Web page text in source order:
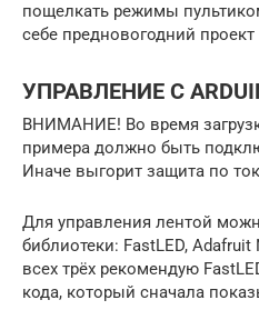
пощелкать режимы
себе предновогодний
УПРАВЛЕНИЕ С
ВНИМАНИЕ! Во время
примера должно быть
Иначе выгорит защита по
Для управления лентой
библиотеки: FastLED, Adafruit
всех трёх рекомендую
кода, который сначала